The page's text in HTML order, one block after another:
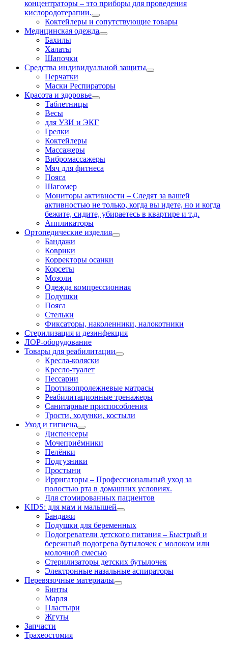
концентраторы – это приборы для проведения
кислородотерапии.
Коктейлеры и сопутствующие товары
Медицинская одежда
Бахилы
Халаты
Шапочки
Средства индивидуальной защиты
Перчатки
Маски Респираторы
Красота и здоровье
Таблетницы
Весы
для УЗИ и ЭКГ
Грелки
Коктейлеры
Массажеры
Вибромассажеры
Мяч для фитнеса
Пояса
Шагомер
Мониторы активности – Следят за вашей
активностью не только, когда вы идете, но и когда
бежите, сидите, убираетесь в квартире и т.д.
Аппликаторы
Ортопедические изделия
Бандажи
Коврики
Корректоры осанки
Корсеты
Мозоли
Одежда компрессионная
Подушки
Пояса
Стельки
Фиксаторы, наколенники, налокотники
Стерилизация и дезинфекция
ЛОР-оборудование
Товары для реабилитации
Кресла-коляски
Кресло-туалет
Пессарии
Противопролежневые матрасы
Реабилитационные тренажеры
Санитарные приспособления
Трости, ходунки, костыли
Уход и гигиена
Диспенсеры
Мочеприёмники
Пелёнки
Подгузники
Простыни
Ирригаторы – Профессиональный уход за
полостью рта в домашних условиях.
Для стомированных пациентов
KIDS: для мам и малышей
Бандажи
Подушки для беременных
Подогреватели детского питания – Быстрый и
бережный подогрева бутылочек с молоком или
молочной смесью
Стерилизаторы детских бутылочек
Электронные назальные аспираторы
Перевязочные материалы
Бинты
Марля
Пластыри
Жгуты
Запчасти
Трахеостомия